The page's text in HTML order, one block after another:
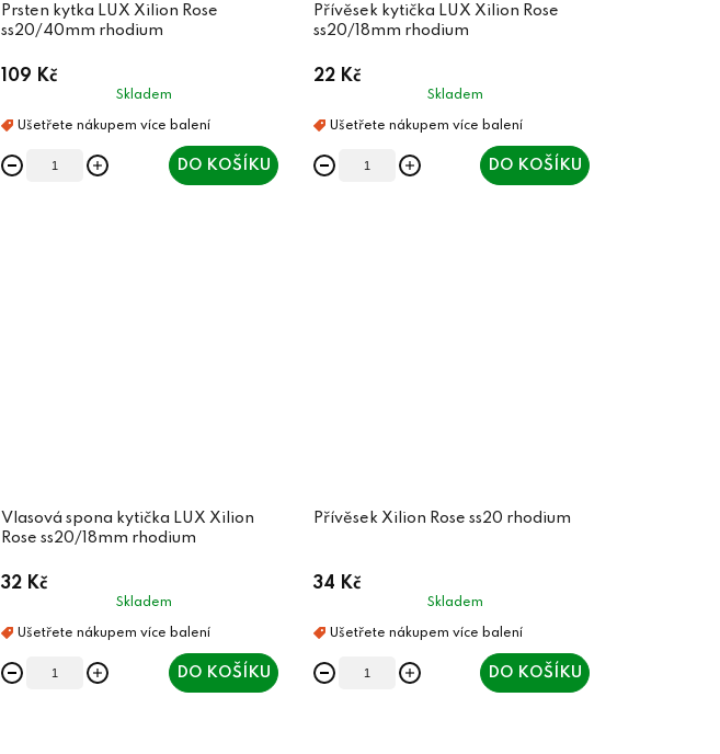
Prsten kytka LUX Xilion Rose
ss20/40mm rhodium
109 Kč
Skladem
DO KOŠÍKU
Přívěsek kytička LUX Xilion Rose
ss20/18mm rhodium
22 Kč
Skladem
DO KOŠÍKU
Vlasová spona kytička LUX Xilion
Rose ss20/18mm rhodium
32 Kč
Skladem
DO KOŠÍKU
Přívěsek Xilion Rose ss20 rhodium
34 Kč
Skladem
DO KOŠÍKU